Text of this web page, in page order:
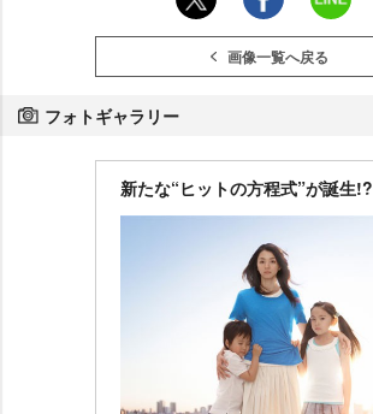
画像一覧へ戻る
フォトギャラリー
新たな“ヒットの方程式”が誕生!?